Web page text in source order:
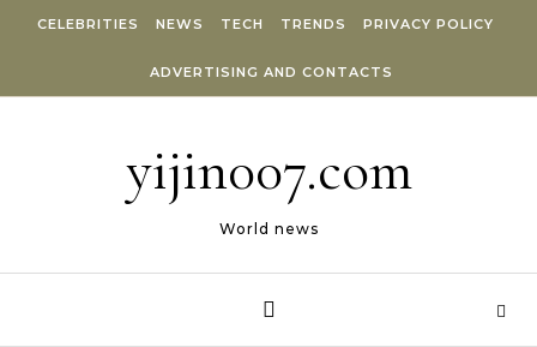
CELEBRITIES NEWS TECH TRENDS PRIVACY POLICY
ADVERTISING AND CONTACTS
yijin007.com
World news